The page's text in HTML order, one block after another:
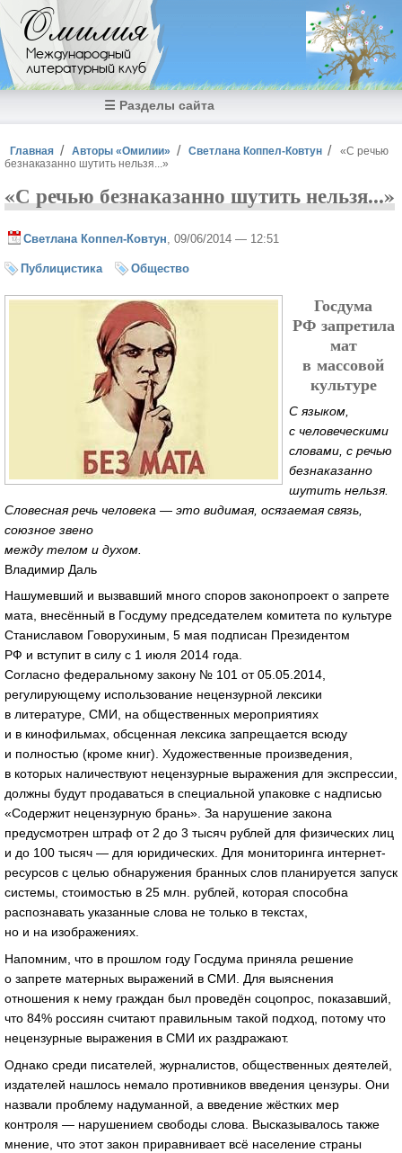
Перейти к основному содержанию
Омилия
Международный
литературный клуб
☰ Разделы сайта
Вы здесь
Главная Авторы «Омилии» Светлана Коппел-Ковтун
«С речью
безнаказанно шутить нельзя...»
«С речью безнаказанно шутить нельзя...»
Светлана Коппел-Ковтун , 09/06/2014 — 12:51
Публицистика Общество
Госдума
РФ запретила
мат
в массовой
культуре
С языком,
с человеческими
словами, с речью
безнаказанно
шутить нельзя.
Словесная речь человека — это видимая, осязаемая связь,
союзное звено
между телом и духом.
Владимир Даль
Нашумевший и вызвавший много споров законопроект о запрете
мата, внесённый в Госдуму председателем комитета по культуре
Станиславом Говорухиным, 5 мая подписан Президентом
РФ и вступит в силу с 1 июля 2014 года.
Согласно федеральному закону № 101 от 05.05.2014,
регулирующему использование нецензурной лексики
в литературе, СМИ, на общественных мероприятиях
и в кинофильмах, обсценная лексика запрещается всюду
и полностью (кроме книг). Художественные произведения,
в которых наличествуют нецензурные выражения для экспрессии,
должны будут продаваться в специальной упаковке с надписью
«Содержит нецензурную брань». За нарушение закона
предусмотрен штраф от 2 до 3 тысяч рублей для физических лиц
и до 100 тысяч — для юридических. Для мониторинга интернет-
ресурсов с целью обнаружения бранных слов планируется запуск
системы, стоимостью в 25 млн. рублей, которая способна
распознавать указанные слова не только в текстах,
но и на изображениях.
Напомним, что в прошлом году Госдума приняла решение
о запрете матерных выражений в СМИ. Для выяснения
отношения к нему граждан был проведён соцопрос, показавший,
что 84% россиян считают правильным такой подход, потому что
нецензурные выражения в СМИ их раздражают.
Однако среди писателей, журналистов, общественных деятелей,
издателей нашлось немало противников введения цензуры. Они
назвали проблему надуманной, а введение жёстких мер
контроля — нарушением свободы слова. Высказывалось также
мнение, что этот закон приравнивает всё население страны